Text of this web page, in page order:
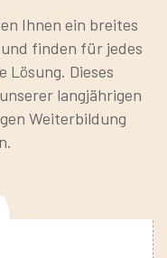
Ihnen ein breites
finden für jedes
Lösung. Dieses
langjährigen
Weiterbildung